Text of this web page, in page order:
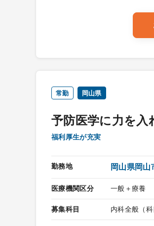
常勤 岡山県
予防医学に力を入
福利厚生が充実
勤務地 岡山県岡山
医療機関区分 一般＋療養
募集科目 内科全般（